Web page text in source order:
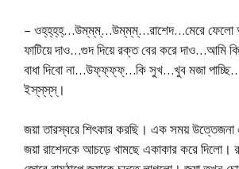
– ওহ্‌হ্‌হ্‌হ্‌…উম্‌ম্‌ম্‌…উম্‌ম্‌ম্‌…রাশেদ…মেরে ফেলো
ফাটিয়ে দাও…গুদ দিয়ে রক্ত বের করে দাও…আমি
বাধা দিবো না…উফ্‌ফ্‌ফ্‌ফ্‌…কি সুখ…খুব মজা
ইস্‌স্‌স্‌স্।
জয়া তারস্বরে শিৎকার করছি। এক সময়
জয়া রাশেদকে আচড়ে খামছে একাকার করে দিলো।